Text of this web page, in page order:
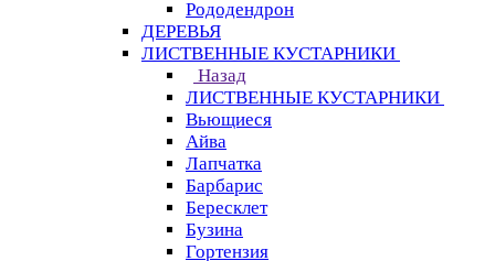
Рододендрон
ДЕРЕВЬЯ
ЛИСТВЕННЫЕ КУСТАРНИКИ
Назад
ЛИСТВЕННЫЕ КУСТАРНИКИ
Вьющиеся
Айва
Лапчатка
Барбарис
Бересклет
Бузина
Гортензия